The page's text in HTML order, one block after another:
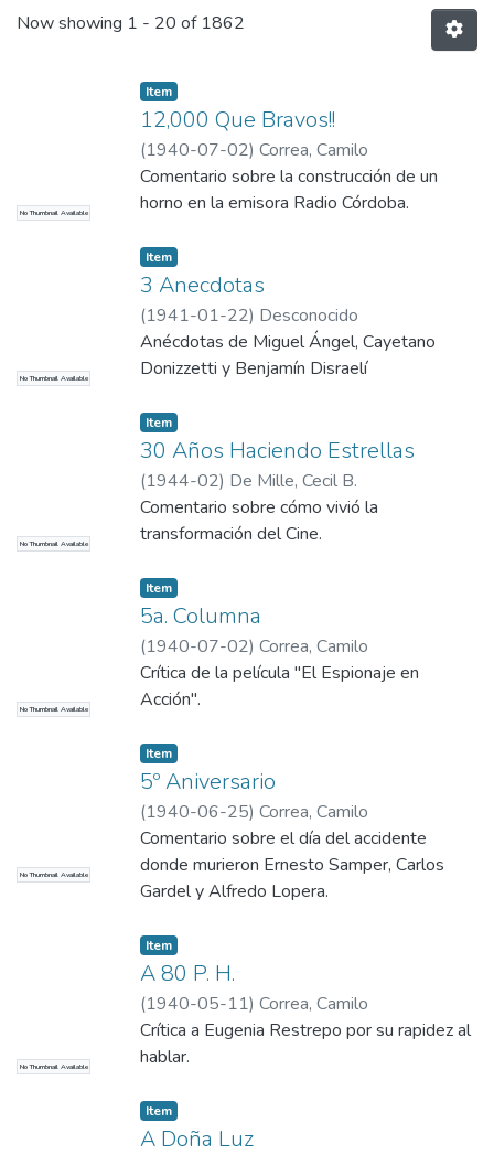
Now showing 1 - 20 of 1862
No Thumbnail Available
Item
12,000 Que Bravos!!
(1940-07-02) Correa, Camilo
Comentario sobre la construcción de un
horno en la emisora Radio Córdoba.
No Thumbnail Available
Item
3 Anecdotas
(1941-01-22) Desconocido
Anécdotas de Miguel Ángel, Cayetano
Donizzetti y Benjamín Disraelí
No Thumbnail Available
Item
30 Años Haciendo Estrellas
(1944-02) De Mille, Cecil B.
Comentario sobre cómo vivió la
transformación del Cine.
No Thumbnail Available
Item
5a. Columna
(1940-07-02) Correa, Camilo
Crítica de la película "El Espionaje en
Acción".
No Thumbnail Available
Item
5º Aniversario
(1940-06-25) Correa, Camilo
Comentario sobre el día del accidente
donde murieron Ernesto Samper, Carlos
Gardel y Alfredo Lopera.
No Thumbnail Available
Item
A 80 P. H.
(1940-05-11) Correa, Camilo
Crítica a Eugenia Restrepo por su rapidez al
hablar.
Item
A Doña Luz